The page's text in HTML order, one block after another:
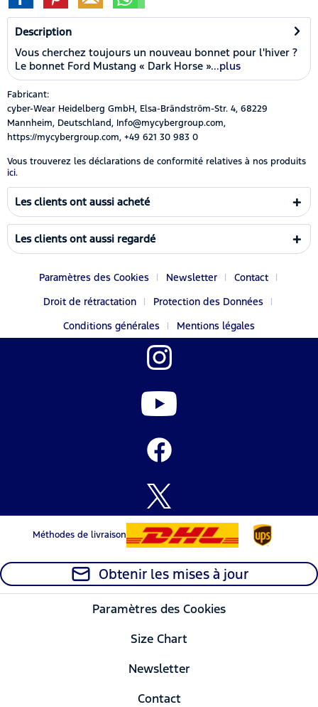
Description
Vous cherchez toujours un nouveau bonnet pour l'hiver ?
Le bonnet Ford Mustang « Dark Horse »...plus
Fabricant:
cyber-Wear Heidelberg GmbH, Elsa-Brändström-Str. 4, 68229
Mannheim, Deutschland, Info@mycybergroup.com,
https://mycybergroup.com, +49 621 30 983 0
Vous trouverez les déclarations de conformité relatives à nos produits
ici.
Les clients ont aussi acheté
Les clients ont aussi regardé
Paramètres des Cookies Newsletter
Contact
Droit de rétractation
Protection des Données
Conditions générales
Mentions légales
Méthodes de livraison
Obtenir les mises à jour
Paramètres des Cookies
Size Chart
Newsletter
Contact